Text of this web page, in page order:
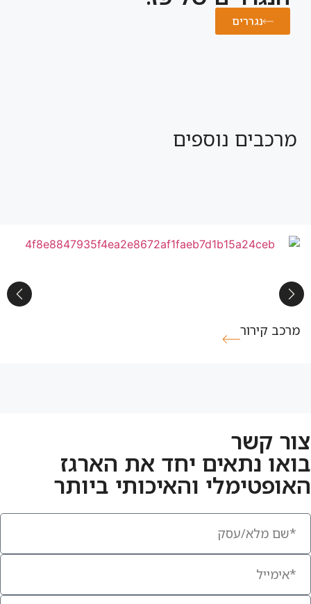
נגררים
מרכבים נוספים
מרכב קירור
צור קשר
בואו נתאים יחד את הארגז
האופטימלי והאיכותי ביותר